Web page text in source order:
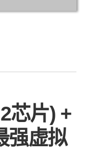
最强 最新 永久
破
机大神群英荟
目光到处，无人
领袖群伦，毕
Parallels的错，